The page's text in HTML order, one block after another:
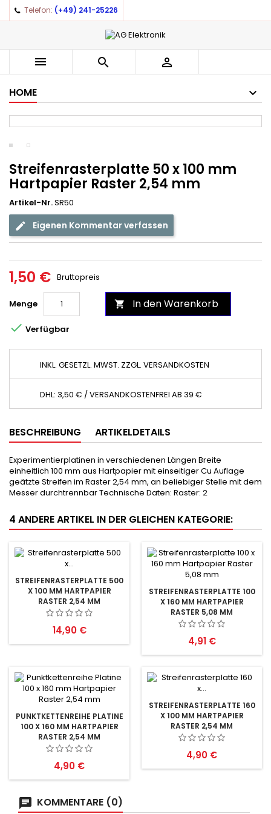
Telefon: (+49) 241-25226
  
HOME
Streifenrasterplatte 50 x 100 mm
Hartpapier Raster 2,54 mm
Artikel-Nr.SR50
Eigenen Kommentar verfassen
1,50 € Bruttopreis
Menge  In den Warenkorb
 Verfügbar
INKL. GESETZL. MWST. ZZGL. VERSANDKOSTEN
DHL: 3,50 € / VERSANDKOSTENFREI AB 39 €
BESCHREIBUNG ARTIKELDETAILS
Experimentierplatinen in verschiedenen Längen Breite
einheitlich 100 mm aus Hartpapier mit einseitiger Cu Auflage
geätzte Streifen im Raster 2,54 mm, an beliebiger Stelle mit dem
Messer durchtrennbar Technische Daten: Raster: 2
4 ANDERE ARTIKEL IN DER GLEICHEN KATEGORIE:
STREIFENRASTERPLATTE 500
X 100 MM HARTPAPIER
RASTER 2,54 MM
Preis
14,90 €
STREIFENRASTERPLATTE 100
X 160 MM HARTPAPIER
RASTER 5,08 MM
Preis
4,91 €
PUNKTKETTENREIHE PLATINE
100 X 160 MM HARTPAPIER
RASTER 2,54 MM
Preis
4,90 €
STREIFENRASTERPLATTE 160
X 100 MM HARTPAPIER
RASTER 2,54 MM
Preis
4,90 €
KOMMENTARE (0)
Auf meine Wunschliste ×
add_circle_outlineCreate new list
((title)) ×
((label))
((cancelText)) ((createText))
Anmelden ×
You need to be logged in to save products in your
wishlist.
((cancelText)) ((loginText))